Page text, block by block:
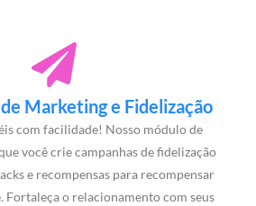
Marketing e Fidelização
com facilidade! Nosso módulo de
você crie campanhas de fidelização
e recompensas para recompensar
Fortaleça o relacionamento com seus